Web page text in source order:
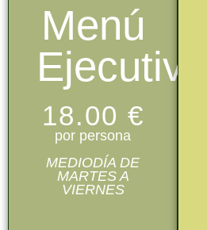
Menú
Ejecutivo
18.00 €
por persona
MEDIODÍA DE
MARTES A
VIERNES